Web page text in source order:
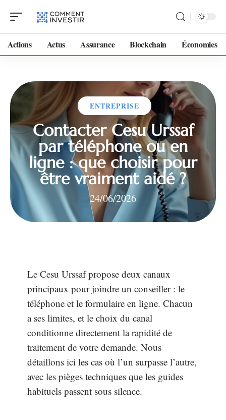
Actions Actus Assurance Blockchain Économies
ENTREPRISE
Contacter Cesu Urssaf
par téléphone ou en
ligne : que choisir pour
être vraiment aidé ?
24/06/2026
Le Cesu Urssaf propose deux canaux
principaux pour joindre un conseiller : le
téléphone et le formulaire en ligne. Chacun
a ses limites, et le choix du canal
conditionne directement la rapidité de
traitement de votre demande. Nous
détaillons ici les cas où l’un surpasse l’autre,
avec les pièges techniques que les guides
habituels passent sous silence.